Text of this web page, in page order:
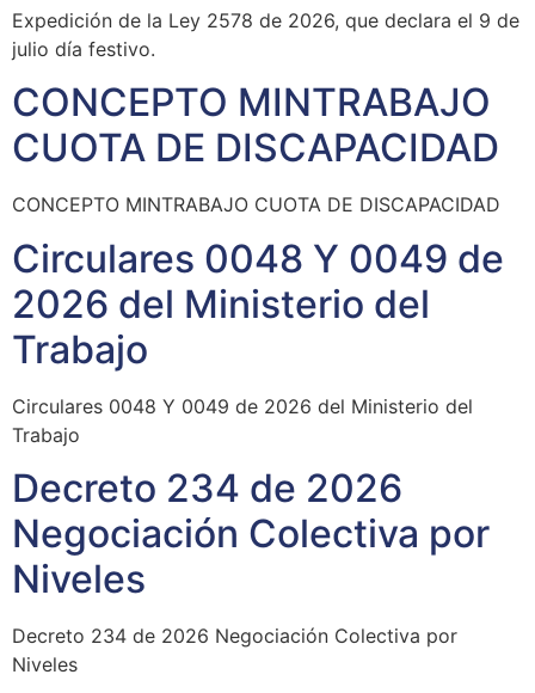
Expedición de la Ley 2578 de 2026, que declara el 9 de
julio día festivo.
CONCEPTO MINTRABAJO
CUOTA DE DISCAPACIDAD
CONCEPTO MINTRABAJO CUOTA DE DISCAPACIDAD
Circulares 0048 Y 0049 de
2026 del Ministerio del
Trabajo
Circulares 0048 Y 0049 de 2026 del Ministerio del
Trabajo
Decreto 234 de 2026
Negociación Colectiva por
Niveles
Decreto 234 de 2026 Negociación Colectiva por
Niveles